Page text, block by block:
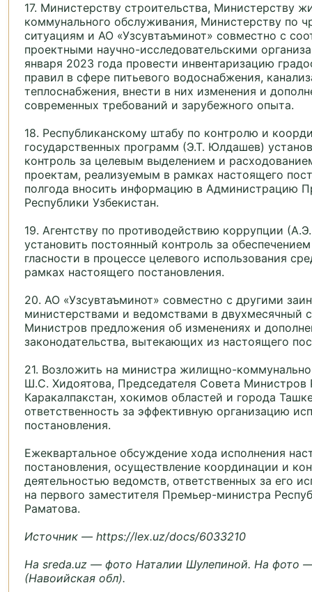
17. Министерству строительства, Министерству
коммунального обслуживания, Министерству по
ситуациям и АО «Узсувтаъминот» совместно с
проектными научно-исследовательскими
января 2023 года провести инвентаризацию
правил в сфере питьевого водоснабжения,
теплоснабжения, внести в них изменения и
современных требований и зарубежного опыта.
18. Республиканскому штабу по контролю и
государственных программ (Э.Т. Юлдашев)
контроль за целевым выделением и
проектам, реализуемым в рамках настоящего
полгода вносить информацию в Администрацию
Республики Узбекистан.
19. Агентству по противодействию коррупции
установить постоянный контроль за
гласности в процессе целевого использования
рамках настоящего постановления.
20. АО «Узсувтаъминот» совместно с другими
министерствами и ведомствами в двухмесячный
Министров предложения об изменениях и
законодательства, вытекающих из настоящего
21. Возложить на министра жилищно-
Ш.С. Хидоятова, Председателя Совета Министров
Каракалпакстан, хокимов областей и города
ответственность за эффективную организацию
постановления.
Ежеквартальное обсуждение хода исполнения
постановления, осуществление координации и
деятельностью ведомств, ответственных за его
на первого заместителя Премьер-министра
Раматова.
Источник — https://lex.uz/docs/6033210
На sreda.uz — фото Наталии Шулепиной. На фото
(Навоийская обл).